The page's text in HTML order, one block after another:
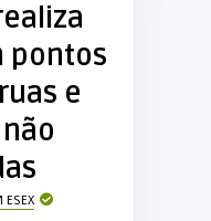
pontos
e
ESEX